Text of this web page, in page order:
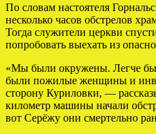
По словам настоятеля
несколько часов обстрелов
Тогда служители церкви
попробовать выехать из
«Мы были окружены. Легче
были пожилые женщины и
сторону Куриловки, —
километр машины начали
вот Серёжу они смертельно